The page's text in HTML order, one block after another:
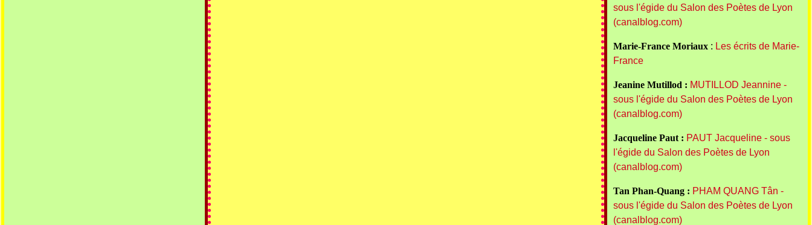
sous l'égide du Salon des Poètes de Lyon
(canalblog.com)
Marie-France Moriaux: Les écrits de Marie-
France
Jeanine Mutillod : MUTILLOD Jeannine -
sous l'égide du Salon des Poètes de Lyon
(canalblog.com)
Jacqueline Paut : PAUT Jacqueline - sous
l'égide du Salon des Poètes de Lyon
(canalblog.com)
Tan Phan-Quang : PHAM QUANG Tân -
sous l'égide du Salon des Poètes de Lyon
(canalblog.com)